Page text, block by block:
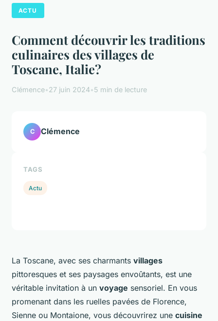
ACTU
Comment découvrir les traditions
culinaires des villages de
Toscane, Italie?
Clémence•27 juin 2024•5 min de lecture
La Toscane, avec ses charmants villages
pittoresques et ses paysages envoûtants, est une
véritable invitation à un voyage sensoriel. En vous
promenant dans les ruelles pavées de Florence,
Sienne ou Montaione, vous découvrirez une cuisine
C Clémence
TAGS
Actu